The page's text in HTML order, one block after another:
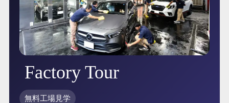
Factory Tour
無料工場見学